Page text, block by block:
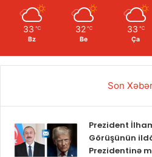
33 ℃
Bz
32 ℃
Be
33 ℃
Ça
Son
Prezident
Görüşünün
Prezidentinə